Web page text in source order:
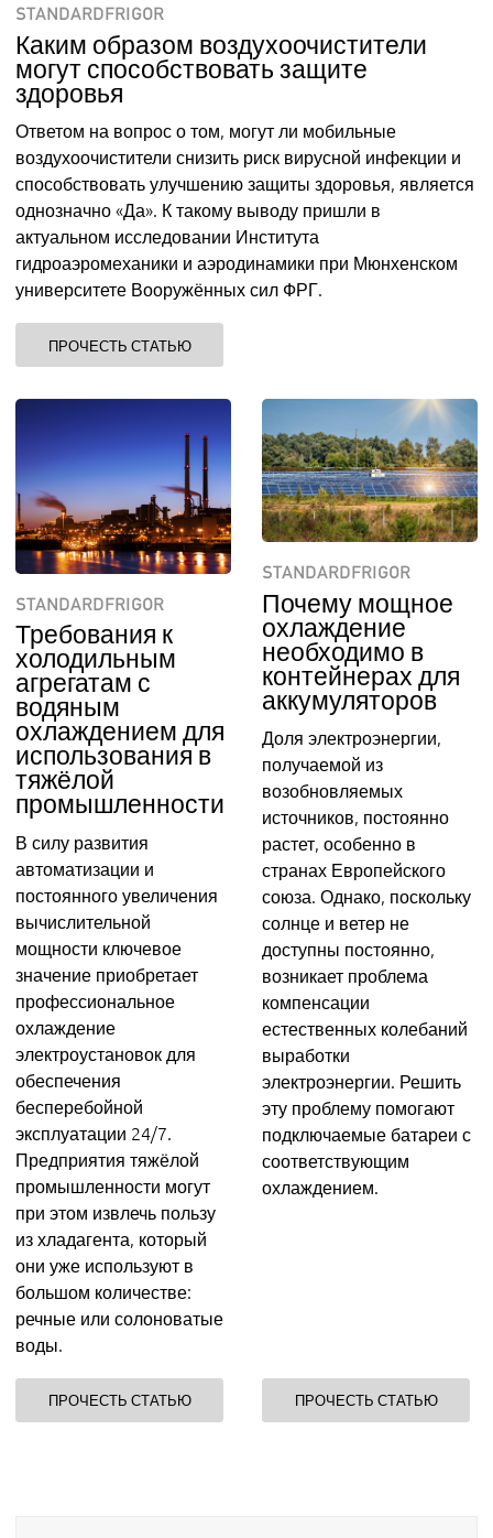
STANDARDFRIGOR
Каким образом воздухоочистители
могут способствовать защите
здоровья
Ответом на вопрос о том, могут ли мобильные
воздухоочистители снизить риск вирусной инфекции и
способствовать улучшению защиты здоровья, является
однозначно «Да». К такому выводу пришли в
актуальном исследовании Института
гидроаэромеханики и аэродинамики при Мюнхенском
университете Вооружённых сил ФРГ.
ПРОЧЕСТЬ СТАТЬЮ
STANDARDFRIGOR
Требования к
холодильным
агрегатам с
водяным
охлаждением для
использования в
тяжёлой
промышленности
В силу развития
автоматизации и
постоянного увеличения
вычислительной
мощности ключевое
значение приобретает
профессиональное
охлаждение
электроустановок для
обеспечения
бесперебойной
эксплуатации 24/7.
Предприятия тяжёлой
промышленности могут
при этом извлечь пользу
из хладагента, который
они уже используют в
большом количестве:
речные или солоноватые
воды.
ПРОЧЕСТЬ СТАТЬЮ
STANDARDFRIGOR
Почему мощное
охлаждение
необходимо в
контейнерах для
аккумуляторов
Доля электроэнергии,
получаемой из
возобновляемых
источников, постоянно
растет, особенно в
странах Европейского
союза. Однако, поскольку
солнце и ветер не
доступны постоянно,
возникает проблема
компенсации
естественных колебаний
выработки
электроэнергии. Решить
эту проблему помогают
подключаемые батареи с
соответствующим
охлаждением.
ПРОЧЕСТЬ СТАТЬЮ